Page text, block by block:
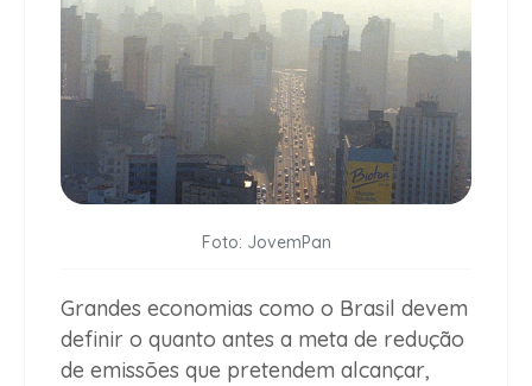
Foto: JovemPan
Grandes economias como o Brasil devem
definir o quanto antes a meta de redução
de emissões que pretendem alcançar,